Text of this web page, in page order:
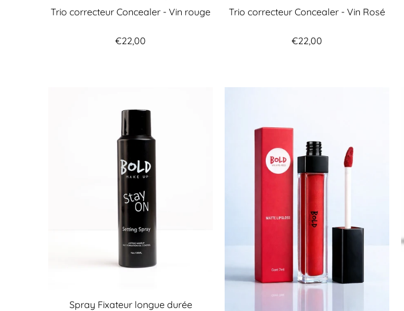
Trio correcteur Concealer - Vin rouge
€22,00
Trio correcteur Concealer - Vin Rosé
€22,00
Spray Fixateur longue durée